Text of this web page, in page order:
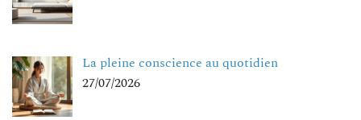
La pleine conscience au quotidien
27/07/2026